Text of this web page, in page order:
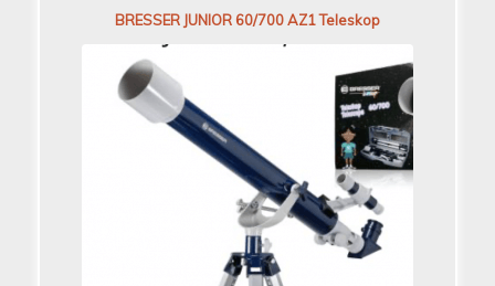
BRESSER JUNIOR 60/700 AZ1 Teleskop